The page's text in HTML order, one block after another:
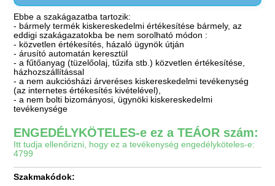
Ebbe a szakágazatba tartozik:
- bármely termék kiskereskedelmi értékesítése bármely, az
eddigi szakágazatokba be nem sorolható módon :
- közvetlen értékesítés, házaló ügynök útján
- árusító automatán keresztül
- a fűtőanyag (tüzelőolaj, tűzifa stb.) közvetlen értékesítése,
házhozszállítással
- a nem aukciósházi árveréses kiskereskedelmi tevékenység
(az internetes értékesítés kivételével),
- a nem bolti bizományosi, ügynöki kiskereskedelmi
tevékenysége
ENGEDÉLYKÖTELES-e ez a TEÁOR szám:
Itt tudja ellenőrizni, hogy ez a tevékenység engedélyköteles-e:
4799
Szakmakódok: